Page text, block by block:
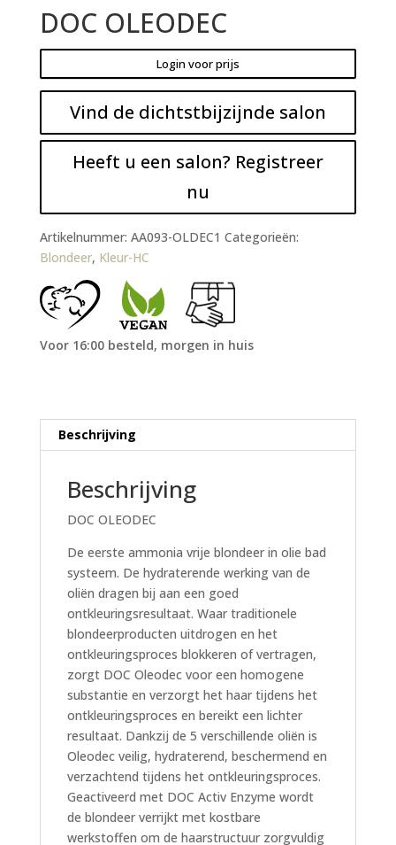
DOC OLEODEC
Login voor prijs
Vind de dichtstbijzijnde salon
Heeft u een salon? Registreer
nu
Artikelnummer: AA093-OLDEC1 Categorieën:
Blondeer, Kleur-HC
Voor 16:00 besteld, morgen in huis
Beschrijving
Beschrijving
DOC OLEODEC
De eerste ammonia vrije blondeer in olie bad
systeem. De hydraterende werking van de
oliën dragen bij aan een goed
ontkleuringsresultaat. Waar traditionele
blondeerproducten uitdrogen en het
ontkleuringsproces blokkeren of vertragen,
zorgt DOC Oleodec voor een homogene
substantie en verzorgt het haar tijdens het
ontkleuringsproces en bereikt een lichter
resultaat. Dankzij de 5 verschillende oliën is
Oleodec veilig, hydraterend, beschermend en
verzachtend tijdens het ontkleuringsproces.
Geactiveerd met DOC Activ Enzyme wordt
de blondeer verrijkt met kostbare
werkstoffen om de haarstructuur zorgvuldig